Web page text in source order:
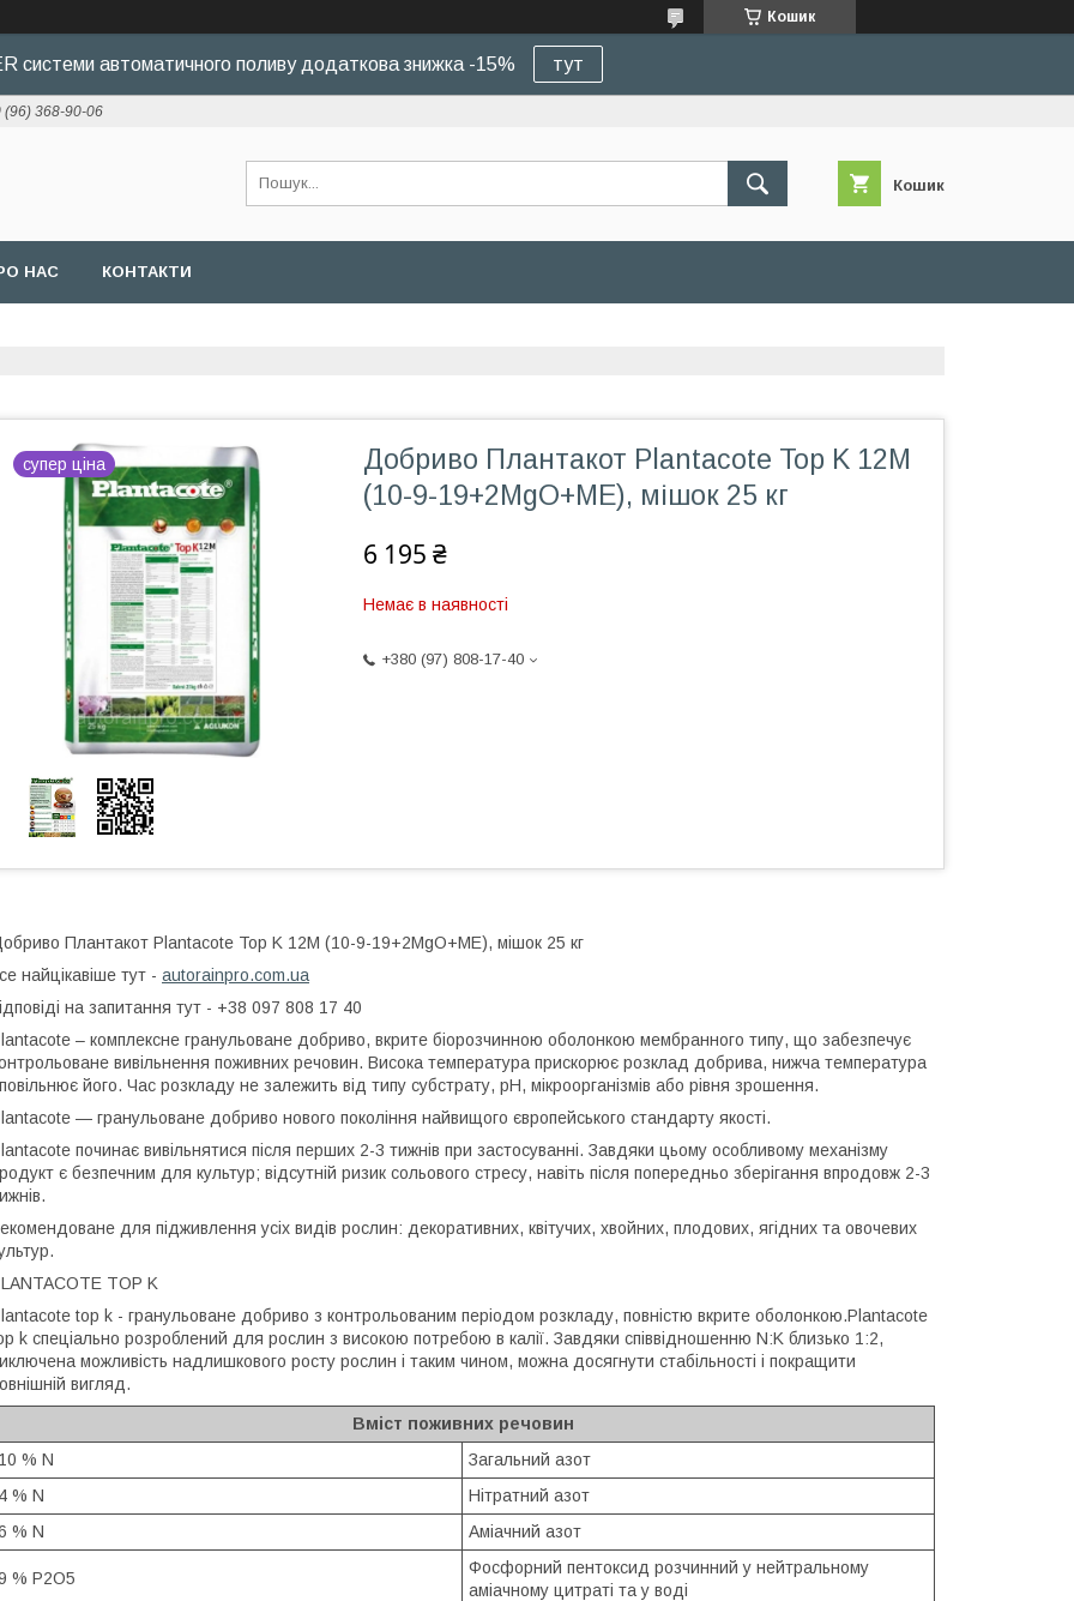
Кошик
системи автоматичного поливу додаткова знижка -15% тут
(96) 368-90-06
Кошик
НАС КОНТАКТИ
супер ціна
Добриво Плантакот Plantacote Top K 12М
(10-9-19+2MgO+ME), мішок 25 кг
6 195 ₴
Немає в наявності
+380 (97) 808-17-40
Плантакот Plantacote Top K 12М (10-9-19+2MgO+ME), мішок 25 кг
найцікавіше тут - autorainpro.com.ua
на запитання тут - +38 097 808 17 40
– комплексне гранульоване добриво, вкрите біорозчинною оболонкою мембранного типу, що забезпечує
вивільнення поживних речовин. Висока температура прискорює розклад добрива, нижча температура
його. Час розкладу не залежить від типу субстрату, pH, мікроорганізмів або рівня зрошення.
— гранульоване добриво нового покоління найвищого європейського стандарту якості.
починає вивільнятися після перших 2-3 тижнів при застосуванні. Завдяки цьому особливому механізму
є безпечним для культур; відсутній ризик сольового стресу, навіть після попередньо зберігання впродовж 2-3
для підживлення усіх видів рослин: декоративних, квітучих, хвойних, плодових, ягідних та овочевих
TOP K
top k - гранульоване добриво з контрольованим періодом розкладу, повністю вкрите оболонкою.Plantacote
k спеціально розроблений для рослин з високою потребою в калії. Завдяки співвідношенню N:K близько 1:2,
можливість надлишкового росту рослин і таким чином, можна досягнути стабільності і покращити
вигляд.
Вміст поживних речовин
% N
Загальний азот
% N
Нітратний азот
% N
Аміачний азот
% P2O5
Фосфорний пентоксид розчинний у нейтральному
аміачному цитраті та у воді